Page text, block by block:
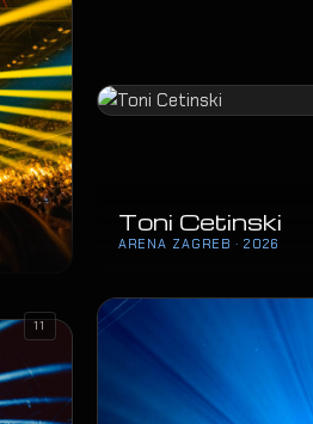
Toni Cetinski
ARENA ZAGREB · 2026
11